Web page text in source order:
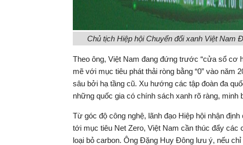
Chủ tịch Hiệp hội Chuyển đổi xanh Việt Nam
Theo ông, Việt Nam đang đứng trước “cửa sổ cơ
mẽ với mục tiêu phát thải ròng bằng “0” vào năm
sâu bởi hạ tầng cũ. Xu hướng các tập đoàn đa
những quốc gia có chính sách xanh rõ ràng, minh
Từ góc độ công nghệ, lãnh đạo Hiệp hội nhận
tới mục tiêu Net Zero, Việt Nam cần thúc đẩy các
loại bỏ carbon. Ông Đặng Huy Đông lưu ý, nếu